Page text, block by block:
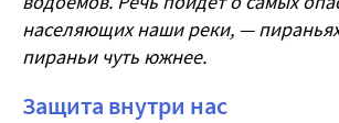
населяющих наши реки, —
пираньи чуть южнее.
Защита внутри нас